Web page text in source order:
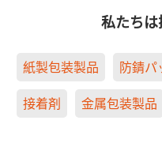
私たち
紙製包装製品 防錆パ
接着剤 金属包装製品